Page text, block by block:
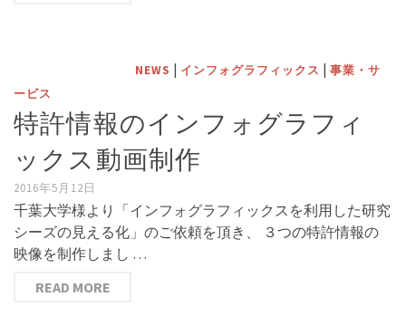
NEWS | インフォグラフィックス |事業・サ
ービス
特許情報のインフォグラフィ
ックス動画制作
2016年5月12日
千葉大学様より「インフォグラフィックスを利用した研究
シーズの見える化」のご依頼を頂き、 ３つの特許情報の
映像を制作しまし …
READ MORE